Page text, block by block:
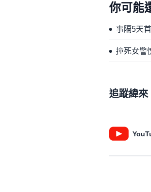
你可能
事隔5天
撞死女警
追蹤緯來